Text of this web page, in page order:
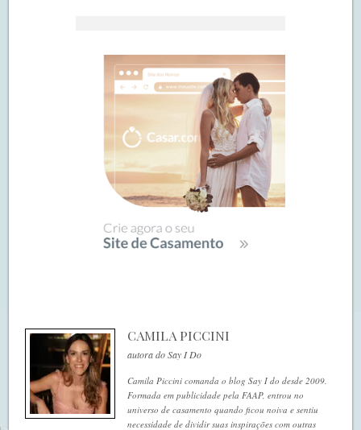
CAMILA PICCINI
autora do Say I Do
Camila Piccini comanda o blog Say I do desde 2009.
Formada em publicidade pela FAAP, entrou no
universo de casamento quando ficou noiva e sentiu
necessidade de dividir suas inspirações com outras